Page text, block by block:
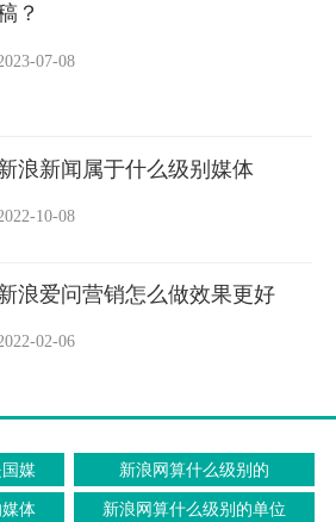
？
07-08
浪新闻属于什么级别媒体
10-08
浪爱问营销怎么做效果更好
02-06
媒 新浪网算什么级别的
体 新浪网算什么级别的单位